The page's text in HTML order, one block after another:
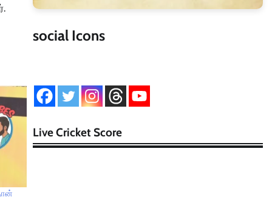
social Icons
Live Cricket Score